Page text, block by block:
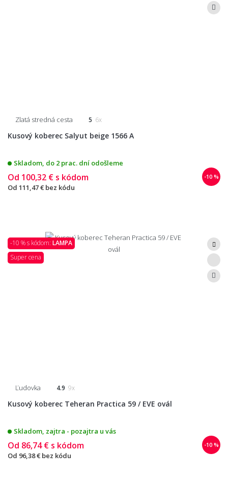
Zlatá stredná cesta 5 6x
Kusový koberec Salyut beige 1566 A
Skladom, do 2 prac. dní odošleme
-10 %
Od 100,32 € s kódom
Od 111,47 € bez kódu
-10 % s kódom: LAMPA
Super cena
Ľudovka 4.9 9x
Kusový koberec Teheran Practica 59 / EVE ovál
Skladom, zajtra - pozajtra u vás
-10 %
Od 86,74 € s kódom
Od 96,38 € bez kódu